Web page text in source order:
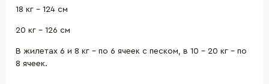
18 кг – 124 см
20 кг – 126 см
В жилетах 6 и 8 кг – по 6 ячеек с песком, в 10 - 20 кг – по
8 ячеек.